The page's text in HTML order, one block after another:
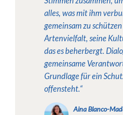
alles, was mit ihm
gemeinsam zu
Artenvielfalt, seine
das es beherbergt.
gemeinsame
Grundlage für ein
offensteht.“
Aina Blanco-